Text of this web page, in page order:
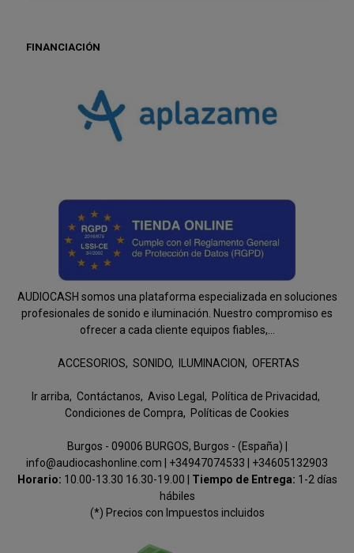
FINANCIACIÓN
AUDIOCASH somos una plataforma especializada en soluciones
profesionales de sonido e iluminación. Nuestro compromiso es
ofrecer a cada cliente equipos fiables,...
ACCESORIOS SONIDO ILUMINACION OFERTAS
Ir arriba Contáctanos Aviso Legal
Política de Privacidad
Condiciones de Compra
Políticas de Cookies
Burgos - 09006 BURGOS, Burgos - (España) |
info@audiocashonline.com | +34947074533
+34605132903
Horario: 10.00-13.30 16.30-19.00 | Tiempo de Entrega: 1-2 días
hábiles
(*) Precios con Impuestos incluidos